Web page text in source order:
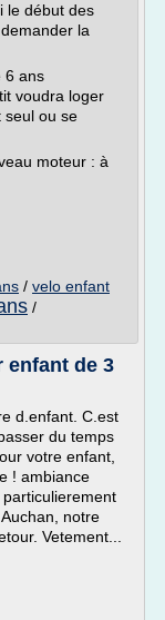
le début des
la
6 ans
voudra loger
seul ou se
moteur : à
/ velo enfant
/
enfant de 3
d.enfant. C.est
du temps
votre enfant,
! ambiance
notre
Vetement...